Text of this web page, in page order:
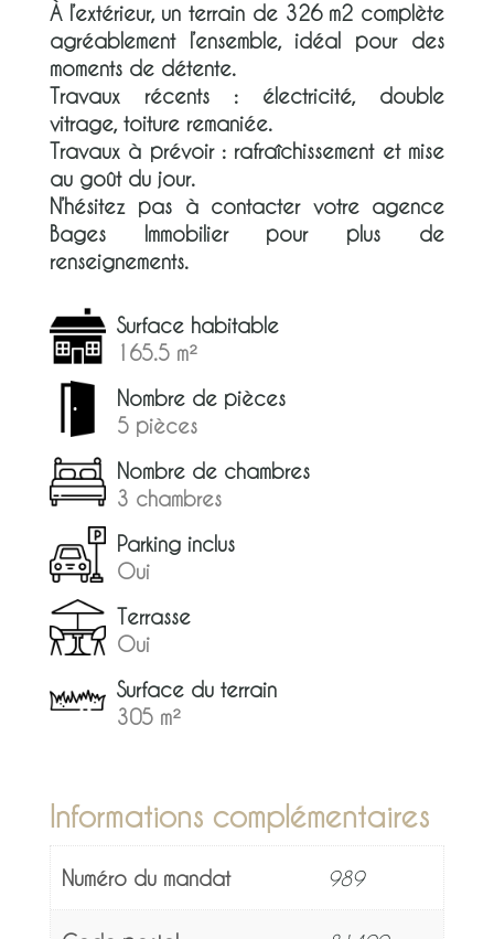
À l’extérieur, un terrain de 326 m2 complète
agréablement l’ensemble, idéal pour des
moments de détente.
Travaux récents : électricité, double
vitrage, toiture remaniée.
Travaux à prévoir : rafraîchissement et mise
au goût du jour.
N’hésitez pas à contacter votre agence
Bages Immobilier pour plus de
renseignements.
Surface habitable
165.5 m²
Nombre de pièces
5 pièces
Nombre de chambres
3 chambres
Parking inclus
Oui
Terrasse
Oui
Surface du terrain
305 m²
Informations complémentaires
Numéro du mandat 989